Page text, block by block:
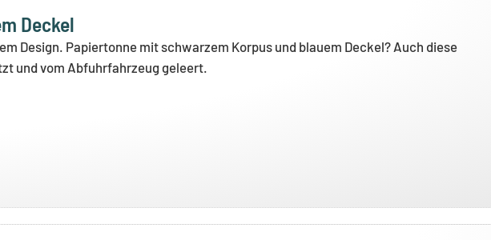
Deckel
Design. Papiertonne mit schwarzem Korpus und blauem Deckel? Auch diese
und vom Abfuhrfahrzeug geleert.